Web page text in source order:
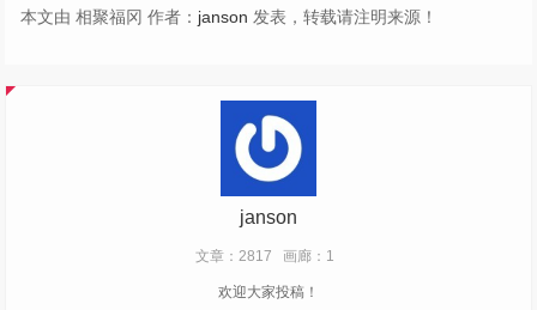
本文由 相聚福冈 作者： janson 发表，转载请注明来源！
janson
文章：2817 画廊：1
欢迎大家投稿！